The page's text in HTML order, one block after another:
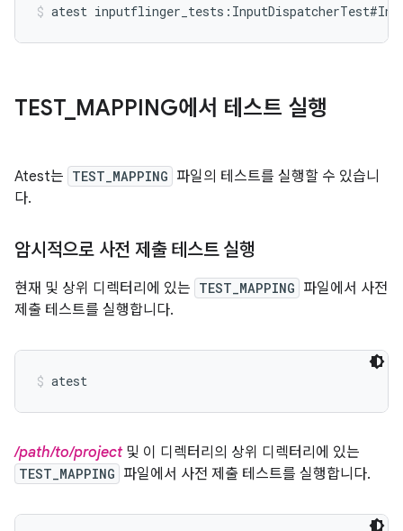
atest
TEST_ MAPPING에서 테스트 실행
Atest는 TEST_MAPPING 파일의 테스트를 실행할 수 있습니
다.
암시적으로 사전 제출 테스트 실행
현재 및 상위 디렉터리에 있는 TEST_MAPPING 파일에서 사전
제출 테스트를 실행합니다.
atest
/path/to/project및 이 디렉터리의 상위 디렉터리에 있는
TEST_MAPPING 파일에서 사전 제출 테스트를 실행합니다.